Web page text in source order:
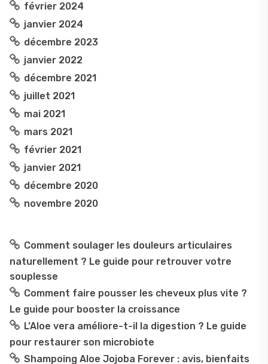
février 2024
janvier 2024
décembre 2023
janvier 2022
décembre 2021
juillet 2021
mai 2021
mars 2021
février 2021
janvier 2021
décembre 2020
novembre 2020
Comment soulager les douleurs articulaires
naturellement ? Le guide pour retrouver votre
souplesse
Comment faire pousser les cheveux plus vite ?
Le guide pour booster la croissance
L’Aloe vera améliore-t-il la digestion ? Le guide
pour restaurer son microbiote
Shampoing Aloe Jojoba Forever : avis, bienfaits